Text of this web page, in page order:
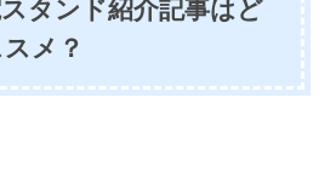
タンド紹介記事はど
メ？